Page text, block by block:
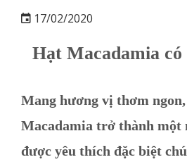
17/02/2020
Hạt Macadamia có
Mang hương vị thơm
Macadamia trở thành một
được yêu thích đặc biệt